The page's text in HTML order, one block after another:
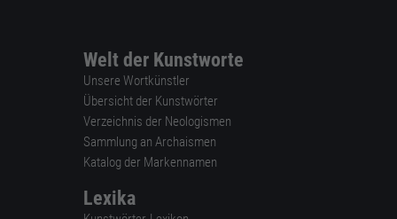
Welt der Kunstworte
Unsere Wortkünstler
Übersicht der Kunstwörter
Verzeichnis der Neologismen
Sammlung an Archaismen
Katalog der Markennamen
Lexika